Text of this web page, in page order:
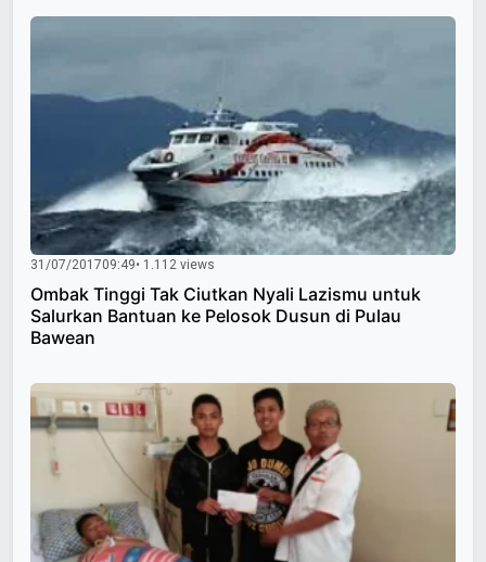
31/07/201709:49• 1.112 views
Ombak Tinggi Tak Ciutkan Nyali Lazismu untuk
Salurkan Bantuan ke Pelosok Dusun di Pulau
Bawean